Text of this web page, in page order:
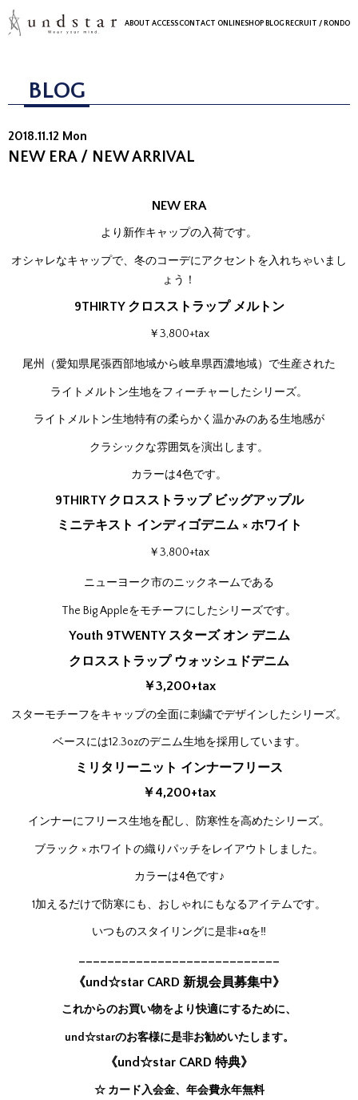
ABOUT ACCESSCONTACT ONLINESHOP BLOG RECRUIT / RONDO
BLOG
2018.11.12 Mon
NEW ERA / NEW ARRIVAL
NEW ERA
より新作キャップの入荷です。
オシャレなキャップで、冬のコーデにアクセントを入れちゃいまし
ょう！
9THIRTY クロスストラップ メルトン
￥3,800+tax
尾州（愛知県尾張西部地域から岐阜県西濃地域）で生産された
ライトメルトン生地をフィーチャーしたシリーズ。
ライトメルトン生地特有の柔らかく温かみのある生地感が
クラシックな雰囲気を演出します。
カラーは4色です。
9THIRTY クロスストラップ ビッグアップル
ミニテキスト インディゴデニム × ホワイト
￥3,800+tax
ニューヨーク市のニックネームである
The Big Appleをモチーフにしたシリーズです。
Youth 9TWENTY スターズ オン デニム
クロスストラップ ウォッシュドデニム
￥3,200+tax
スターモチーフをキャップの全面に刺繍でデザインしたシリーズ。
ベースには12.3ozのデニム生地を採用しています。
ミリタリーニット インナーフリース
￥4,200+tax
インナーにフリース生地を配し、防寒性を高めたシリーズ。
ブラック × ホワイトの織りパッチをレイアウトしました。
カラーは4色です♪
1加えるだけで防寒にも、おしゃれにもなるアイテムです。
いつものスタイリングに是非+αを‼
____________________________
《und☆star CARD 新規会員募集中》
これからのお買い物をより快適にするために、
und☆starのお客様に是非お勧めいたします。
《und☆star CARD 特典》
☆ カード入会金、年会費永年無料